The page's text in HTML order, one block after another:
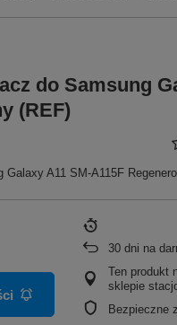
do Samsung
(REF)
A11 SM-A115F
30 dni na
Ten produkt
sklepie
Bezpieczne